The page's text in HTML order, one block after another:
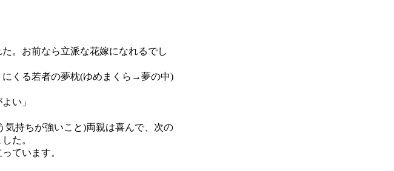
。お前なら立派な花嫁になれるでし
くる若者の夢枕(ゆめまくら→夢の中)
い」
持ちが強いこと)両親は喜んで、次の
た。
ています。